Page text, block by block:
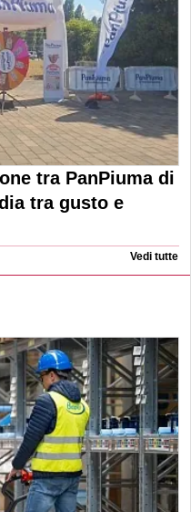
tra PanPiuma di
tra gusto e
Vedi tutte